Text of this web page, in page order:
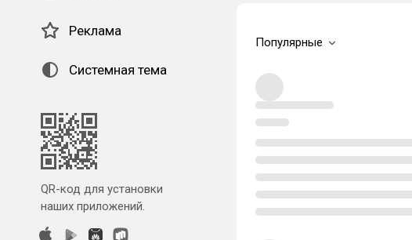
Реклама
Системная тема
QR-код для установки
наших приложений.
Популярные